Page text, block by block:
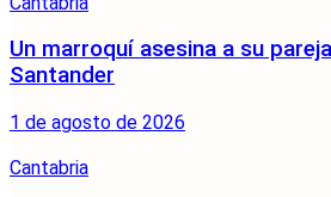
Un marroquí asesina a su
Santander
1 de agosto de 2026
Cantabria